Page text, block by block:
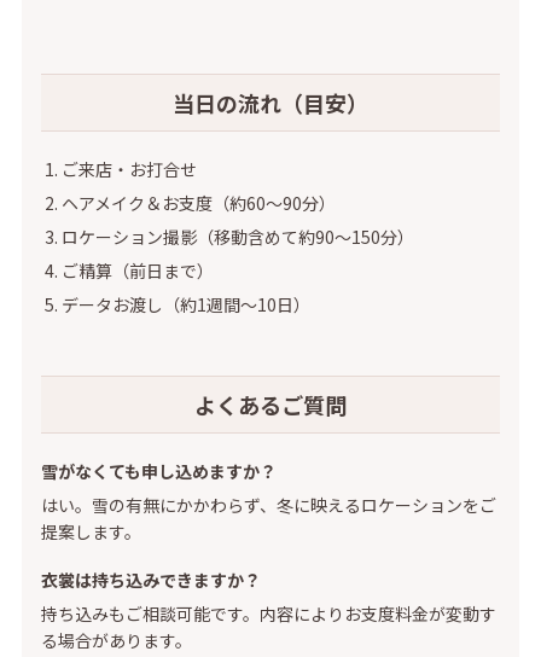
当日の流れ（目安）
ご来店・お打合せ
ヘアメイク＆お支度（約60〜90分）
ロケーション撮影（移動含めて約90〜150分）
ご精算（前日まで）
データお渡し（約1週間〜10日）
よくあるご質問
雪がなくても申し込めますか？
はい。雪の有無にかかわらず、冬に映えるロケーションをご
提案します。
衣裳は持ち込みできますか？
持ち込みもご相談可能です。内容によりお支度料金が変動す
る場合があります。